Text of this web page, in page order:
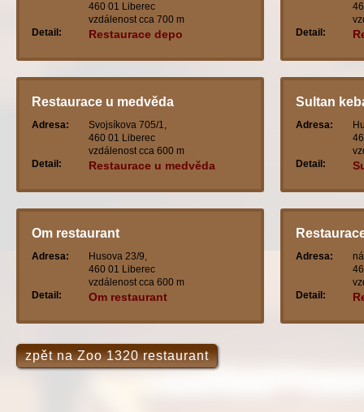
460 01 Liberec
vzdálenost cca 700 m
Detail:
Restaurace depo
Detail:
Restaurace u medvěda
Adresa:
Svojsíkova 705/1,
460 01 Liberec
vzdálenost cca 600 m
Detail:
Restaurace u medvěda
Sultan
Adresa:
Detail:
Om restaurant
Adresa:
Husova 23/9,
460 01 Liberec
vzdálenost cca 600 m
Detail:
Om restaurant
Adresa:
Detail:
zpět na Zoo 1320 restaurant